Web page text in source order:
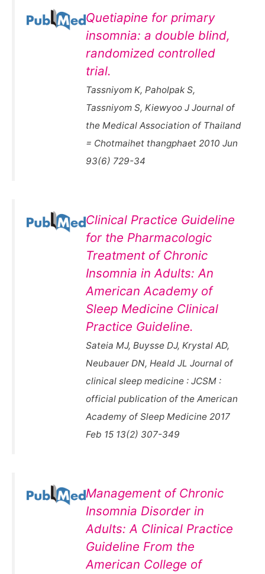
Quetiapine for primary
insomnia: a double blind,
randomized controlled
trial.
Tassniyom K, Paholpak S,
Tassniyom S, Kiewyoo J Journal of
the Medical Association of Thailand
= Chotmaihet thangphaet 2010 Jun
93(6) 729-34
Clinical Practice Guideline
for the Pharmacologic
Treatment of Chronic
Insomnia in Adults: An
American Academy of
Sleep Medicine Clinical
Practice Guideline.
Sateia MJ, Buysse DJ, Krystal AD,
Neubauer DN, Heald JL Journal of
clinical sleep medicine : JCSM :
official publication of the American
Academy of Sleep Medicine 2017
Feb 15 13(2) 307-349
Management of Chronic
Insomnia Disorder in
Adults: A Clinical Practice
Guideline From the
American College of